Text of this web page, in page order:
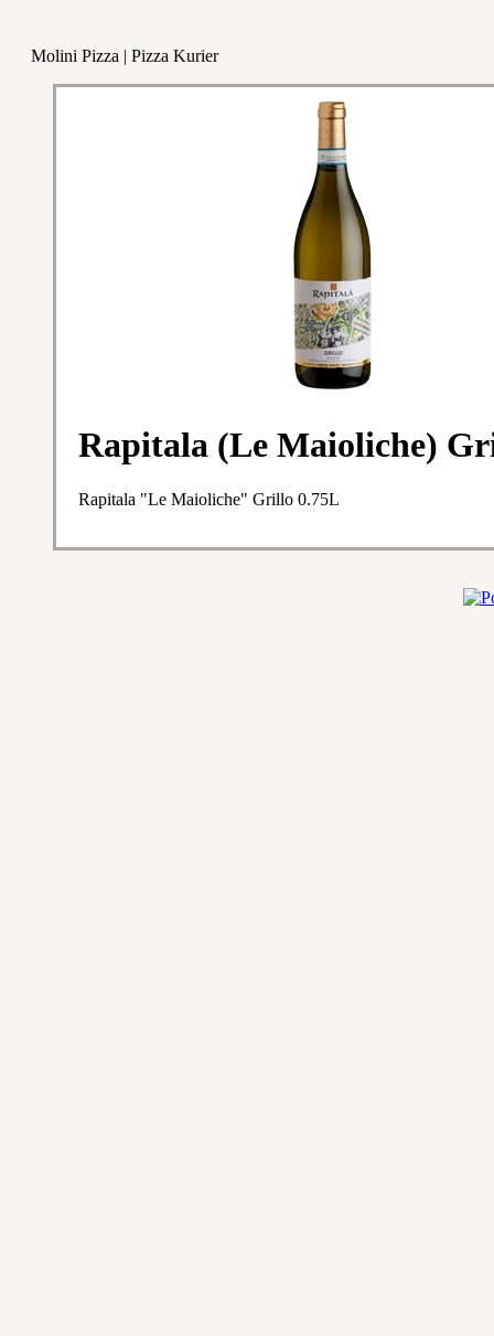
Molini Pizza | Pizza Kurier
Rapitala (Le Maioliche)
Rapitala "Le Maioliche" Grillo 0.75L